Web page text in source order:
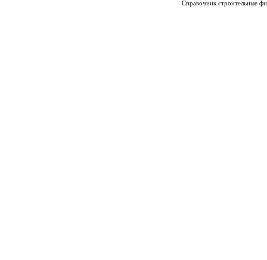
Справочник строительные